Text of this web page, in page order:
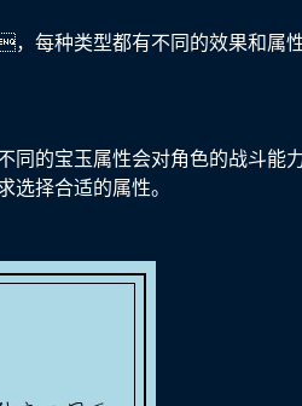
每种类型都有不同的效果和属性
同的宝玉属性会对角色的战斗能
择合适的属性。